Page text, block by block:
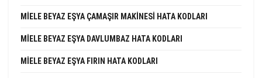
MIELE BEYAZ EŞYA ÇAMAŞIR MAKINESI HATA KODLARI
MIELE BEYAZ EŞYA DAVLUMBAZ HATA KODLARI
MIELE BEYAZ EŞYA FIRIN HATA KODLARI